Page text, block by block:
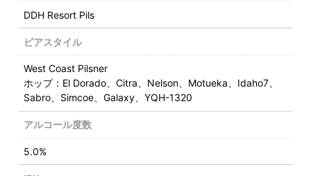
DDH Resort Pils
ビアスタイル
West Coast Pilsner
ホップ：El Dorado、Citra、Nelson、Motueka、Idaho7、
Sabro、Simcoe、Galaxy、YQH-1320
アルコール度数
5.0%